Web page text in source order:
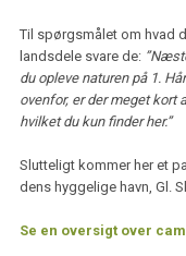
Til spørgsmålet om hvad
landsdele svare de:
du opleve naturen på 1.
ovenfor, er der meget kort
hvilket du kun finder her.”
Slutteligt kommer her et
dens hyggelige havn, Gl.
Se en oversigt over